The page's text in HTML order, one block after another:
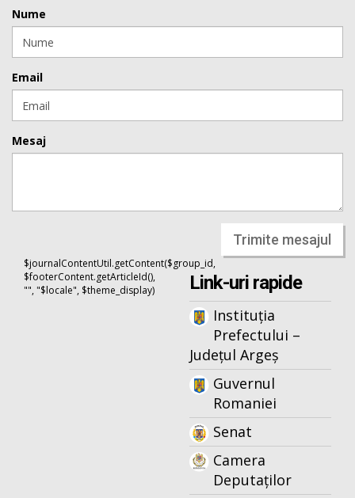
Nume
Email
Mesaj
Trimite mesajul
$journalContentUtil.getContent($group_id,
$footerContent.getArticleId(),
"", "$locale", $theme_display)
Link-uri rapide
Instituția
Prefectului –
Județul Argeș
Guvernul
Romaniei
Senat
Camera
Deputaților